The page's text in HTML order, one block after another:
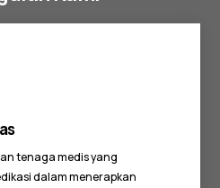
tenaga medis yang
dalam menerapkan